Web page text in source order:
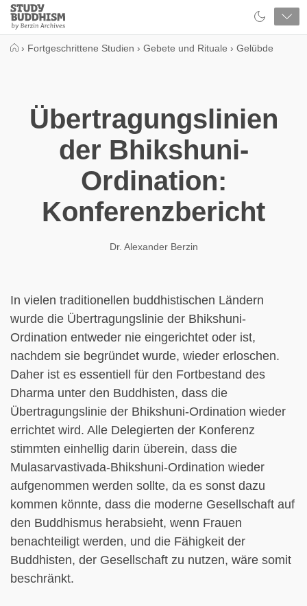
Close
Study
Buddhism
› Fortgeschrittene Studien › Gebete und Rituale › Gelübde
Übertragungslinien
der Bhikshuni-
Ordination:
Konferenzbericht
Dr. Alexander Berzin
In vielen traditionellen buddhistischen Ländern
wurde die Übertragungslinie der Bhikshuni-
Ordination entweder nie eingerichtet oder ist,
nachdem sie begründet wurde, wieder erloschen.
Daher ist es essentiell für den Fortbestand des
Dharma unter den Buddhisten, dass die
Übertragungslinie der Bhikshuni-Ordination wieder
errichtet wird. Alle Delegierten der Konferenz
stimmten einhellig darin überein, dass die
Mulasarvastivada-Bhikshuni-Ordination wieder
aufgenommen werden sollte, da es sonst dazu
kommen könnte, dass die moderne Gesellschaft auf
den Buddhismus herabsieht, wenn Frauen
benachteiligt werden, und die Fähigkeit der
Buddhisten, der Gesellschaft zu nutzen, wäre somit
beschränkt.